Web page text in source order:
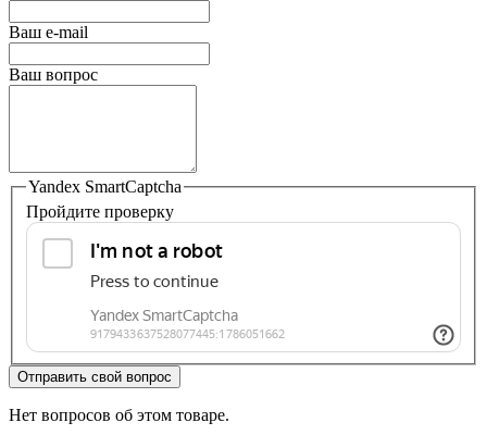
Ваш e-mail
Ваш вопрос
Yandex SmartCaptcha
Пройдите проверку
Отправить свой вопрос
Нет вопросов об этом товаре.